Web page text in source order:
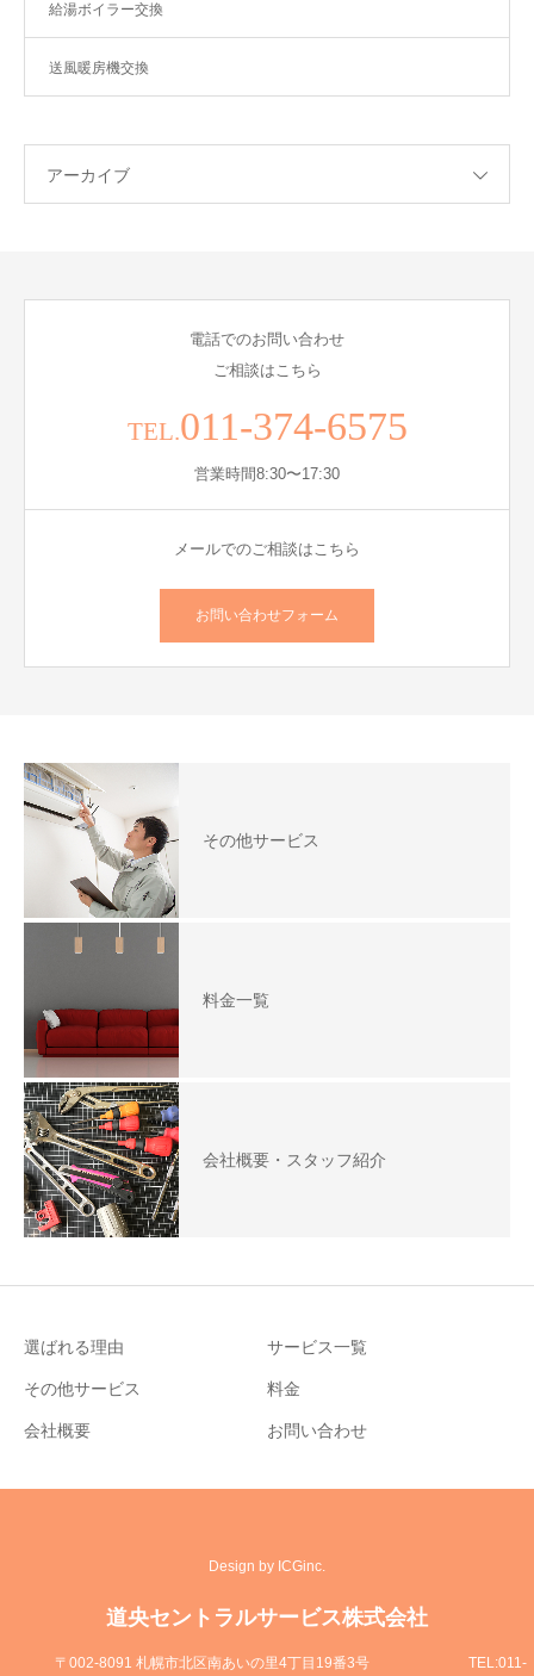
給湯ボイラー交換
送風暖房機交換
アーカイブ
電話でのお問い合わせ
ご相談はこちら
TEL.011-374-6575
営業時間8:30〜17:30
メールでのご相談はこちら
お問い合わせフォーム
その他サービス
料金一覧
会社概要・スタッフ紹介
選ばれる理由 サービス一覧
その他サービス 料金
会社概要 お問い合わせ
Design by ICGinc.
道央セントラルサービス株式会社
〒002-8091 札幌市北区南あいの里4丁目19番3号 TEL:011-